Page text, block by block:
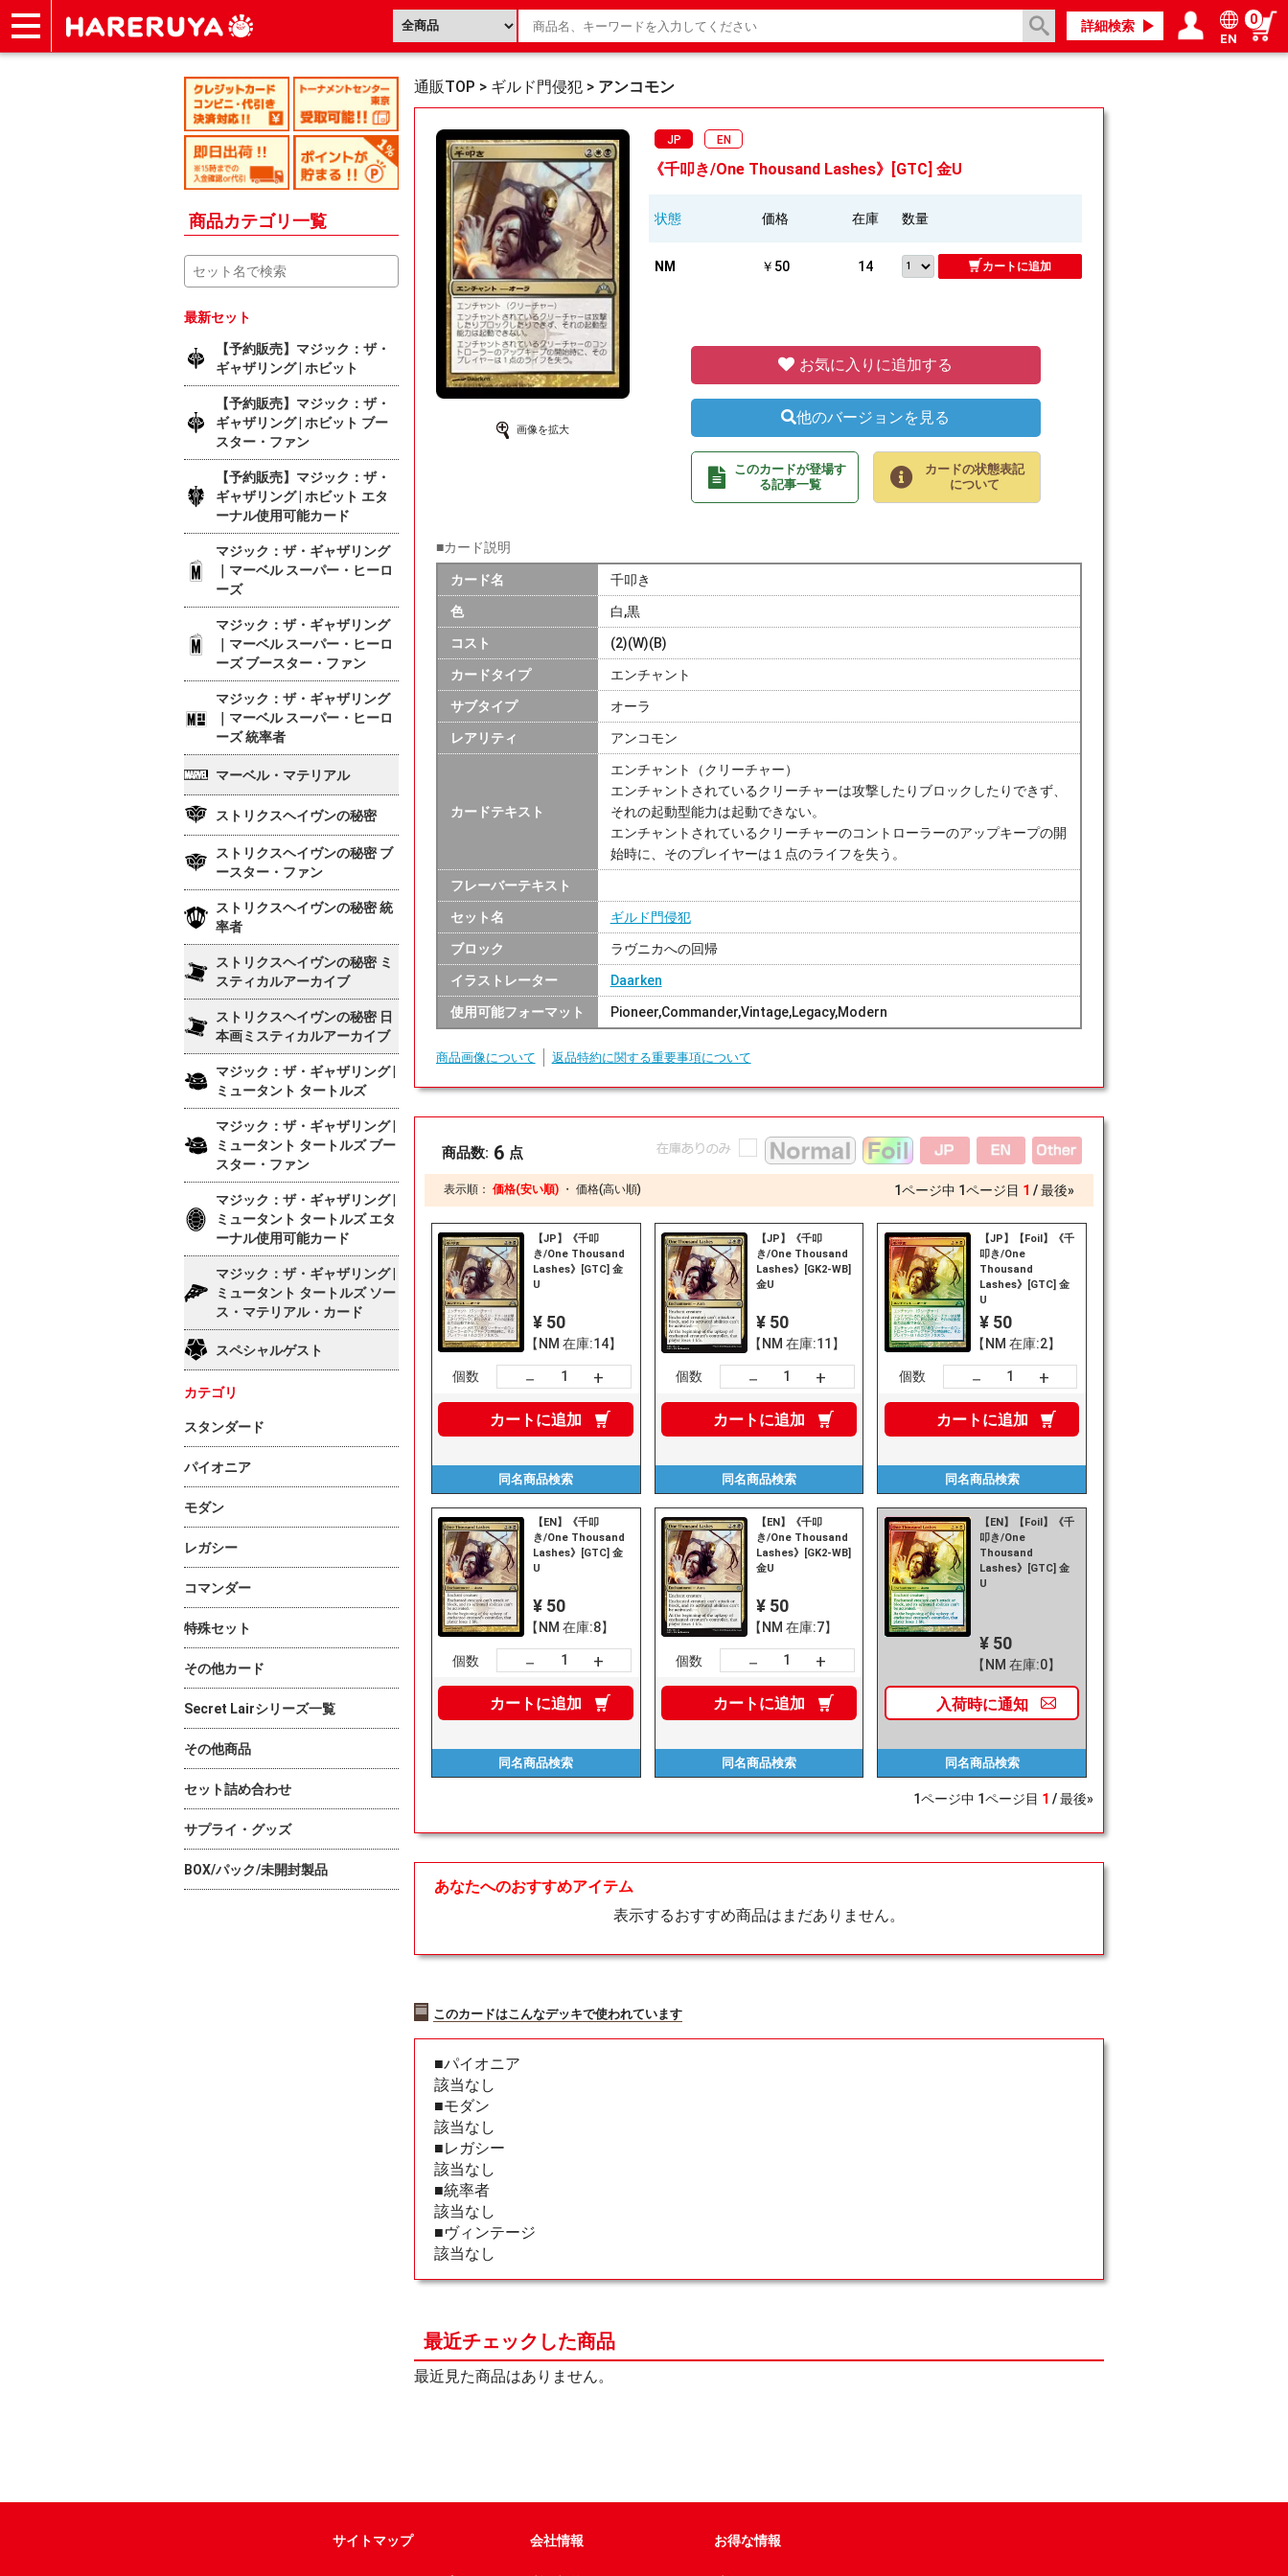
詳細検索
EN
0
商品カテゴリ一覧
通販TOP > ギルド門侵犯 > アンコモン
画像を拡大
JP EN
《千叩き/One Thousand Lashes》[GTC] 金U
状態 価格 在庫 数量
NM ￥50 14 カートに追加
お気に入りに追加する
他のバージョンを見る
このカードが登場す
る記事一覧
カードの状態表記
について
■カード説明
カード名 千叩き
色 白,黒
コスト (2)(W)(B)
カードタイプ エンチャント
サブタイプ オーラ
レアリティ アンコモン
カードテキスト
エンチャント（クリーチャー）
エンチャントされているクリーチャーは攻撃したりブロックしたりできず、
それの起動型能力は起動できない。
エンチャントされているクリーチャーのコントローラーのアップキープの開
始時に、そのプレイヤーは１点のライフを失う。
フレーバーテキスト
セット名 ギルド門侵犯
ブロック ラヴニカへの回帰
イラストレーター Daarken
使用可能フォーマット Pioneer,Commander,Vintage,Legacy,Modern
商品画像について 返品特約に関する重要事項について
商品数: 6 点
表示順： 価格(安い順) ・ 価格(高い順) 1ページ中 1ページ目 1 最後»
【JP】《千叩
き/One Thousand
Lashes》[GTC] 金
U
¥ 50
【NM 在庫:14】
個数 － +
カートに追加
同名商品検索
【JP】《千叩
き/One Thousand
Lashes》[GK2-WB]
金U
¥ 50
【NM 在庫:11】
個数 － +
カートに追加
同名商品検索
【JP】【Foil】《千
叩き/One
Thousand
Lashes》[GTC] 金
U
¥ 50
【NM 在庫:2】
個数 － +
カートに追加
同名商品検索
【EN】《千叩
き/One Thousand
Lashes》[GTC] 金
U
¥ 50
【NM 在庫:8】
個数 － +
カートに追加
同名商品検索
【EN】《千叩
き/One Thousand
Lashes》[GK2-WB]
金U
¥ 50
【NM 在庫:7】
個数 － +
カートに追加
同名商品検索
【EN】【Foil】《千
叩き/One
Thousand
Lashes》[GTC] 金
U
¥ 50
【NM 在庫:0】
入荷時に通知
同名商品検索
1ページ中 1ページ目 1 最後»
あなたへのおすすめアイテム
表示するおすすめ商品はまだありません。
このカードはこんなデッキで使われています
■パイオニア
該当なし
■モダン
該当なし
■レガシー
該当なし
■統率者
該当なし
■ヴィンテージ
該当なし
最近チェックした商品
最近見た商品はありません。
サイトマップ 会社情報 お得な情報